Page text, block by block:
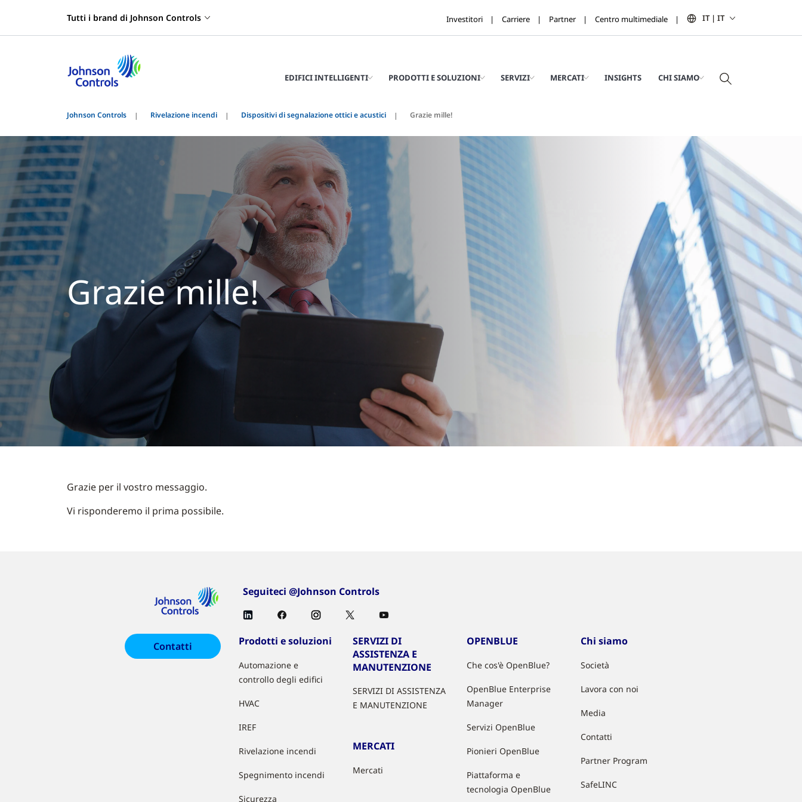
Tutti i brand di Johnson Controls Investitori Carriere Partner Centro multimediale IT | IT
EDIFICI INTELLIGENTI PRODOTTI E SOLUZIONI SERVIZI MERCATI INSIGHTS CHI SIAMO
Johnson Controls Rivelazione incendi Dispositivi di segnalazione ottici e acustici Grazie mille!
Grazie mille!
Grazie per il vostro messaggio.
Vi risponderemo il prima possibile.
Seguiteci @Johnson Controls
Contatti Prodotti e soluzioni
Automazione e
controllo degli edifici
HVAC
IREF
Rivelazione incendi
Spegnimento incendi
Sicurezza
SERVIZI DI
ASSISTENZA E
MANUTENZIONE
SERVIZI DI ASSISTENZA
E MANUTENZIONE
MERCATI
Mercati
OPENBLUE
Che cos'è OpenBlue?
OpenBlue Enterprise
Manager
Servizi OpenBlue
Pionieri OpenBlue
Piattaforma e
tecnologia OpenBlue
Chi siamo
Società
Lavora con noi
Media
Contatti
Partner Program
SafeLINC